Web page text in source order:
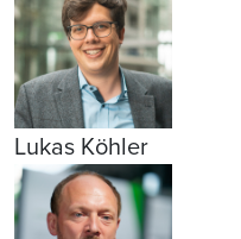
Lukas Köhler